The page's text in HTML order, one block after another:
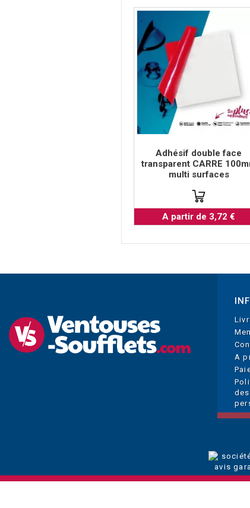
Adhésif double face
transparent CARRE
multi surfaces
A partir de 3,72 €
A